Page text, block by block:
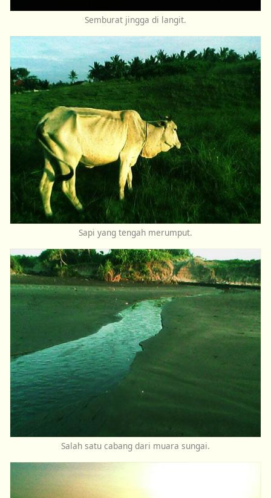
Semburat jingga di langit.
Sapi yang tengah merumput.
Salah satu cabang dari muara sungai.